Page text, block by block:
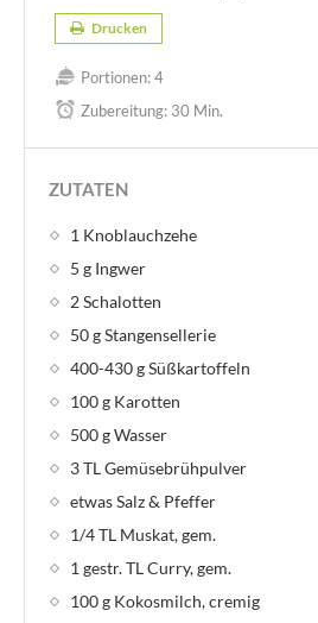
Drucken
Portionen:4
Zubereitung: 30 Min.
ZUTATEN
1 Knoblauchzehe
5 g Ingwer
2 Schalotten
50 g Stangensellerie
400-430 g Süßkartoffeln
100 g Karotten
500 g Wasser
3 TL Gemüsebrühpulver
etwas Salz & Pfeffer
1/4 TL Muskat, gem.
1 gestr. TL Curry, gem.
100 g Kokosmilch, cremig